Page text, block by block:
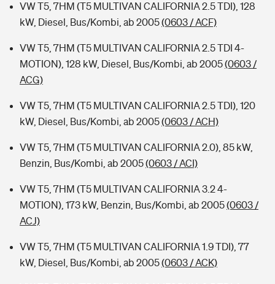
VW T5, 7HM (T5 MULTIVAN CALIFORNIA 2.5 TDI), 128
kW, Diesel, Bus/Kombi, ab 2005(0603 / ACF)
VW T5, 7HM (T5 MULTIVAN CALIFORNIA 2.5 TDI 4-
MOTION), 128 kW, Diesel, Bus/Kombi, ab 2005(0603 /
ACG)
VW T5, 7HM (T5 MULTIVAN CALIFORNIA 2.5 TDI), 120
kW, Diesel, Bus/Kombi, ab 2005(0603 / ACH)
VW T5, 7HM (T5 MULTIVAN CALIFORNIA 2.0), 85 kW,
Benzin, Bus/Kombi, ab 2005(0603 / ACI)
VW T5, 7HM (T5 MULTIVAN CALIFORNIA 3.2 4-
MOTION), 173 kW, Benzin, Bus/Kombi, ab 2005(0603 /
ACJ)
VW T5, 7HM (T5 MULTIVAN CALIFORNIA 1.9 TDI), 77
kW, Diesel, Bus/Kombi, ab 2005(0603 / ACK)